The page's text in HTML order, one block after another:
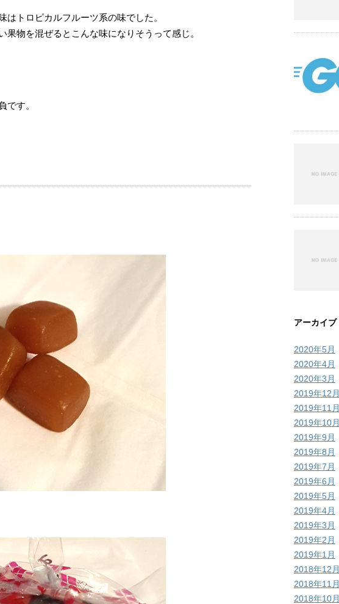
はトロピカルフルーツ系の味でした。
果物を混ぜるとこんな味になりそうって感じ。
です。
アーカイブ
2020年5月
2020年4月
2020年3月
2019年12月
2019年11月
2019年10月
2019年9月
2019年8月
2019年7月
2019年6月
2019年5月
2019年4月
2019年3月
2019年2月
2019年1月
2018年12月
2018年11月
2018年10月